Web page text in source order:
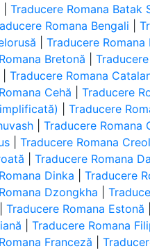
|Traducere Romana Batak
Romana Bengali |
|Traducere Romana
Bretonă |
|Traducere Romana
Cehă |Traducere
|Traducere
|Traducere Romana
|Traducere Romana
|Traducere Romana
Dinka |Traducere
Dzongkha |
|Traducere Romana Estonă
|Traducere Romana
Franceză |